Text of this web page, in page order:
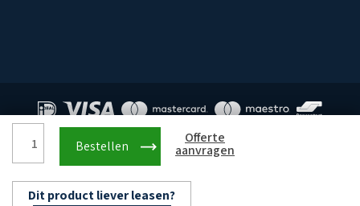
schrobmachine
2570
Bestellen
Offerte
aanvragen
Dit product liever leasen?
© Corlido Group 2026